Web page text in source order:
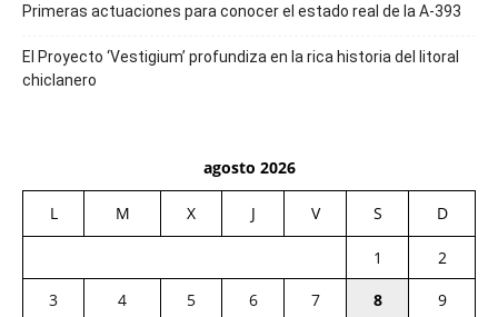
Primeras actuaciones para conocer el estado real de la A-393
El Proyecto ‘Vestigium’ profundiza en la rica historia del litoral
chiclanero
agosto 2026
L M X J V S D
1
2
3
4 5 6 7 8
9